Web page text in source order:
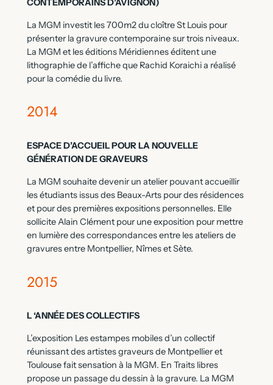
CONTEMPORAINS D’AVIGNON)
La MGM investit les 700m2 du cloître St Louis pour
présenter la gravure contemporaine sur trois niveaux.
La MGM et les éditions Méridiennes éditent une
lithographie de l’affiche que Rachid Koraichi a réalisé
pour la comédie du livre.
2014
ESPACE D’ACCUEIL POUR LA NOUVELLE
GÉNÉRATION DE GRAVEURS
La MGM souhaite devenir un atelier pouvant accueillir
les étudiants issus des Beaux-Arts pour des résidences
et pour des premières expositions personnelles. Elle
sollicite Alain Clément pour une exposition pour mettre
en lumière des correspondances entre les ateliers de
gravures entre Montpellier, Nîmes et Sète.
2015
L ‘ANNÉE DES COLLECTIFS
L’exposition Les estampes mobiles d’un collectif
réunissant des artistes graveurs de Montpellier et
Toulouse fait sensation à la MGM. En Traits libres
propose un passage du dessin à la gravure. La MGM